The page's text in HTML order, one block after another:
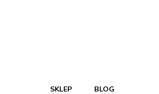
SKLEP BLOG